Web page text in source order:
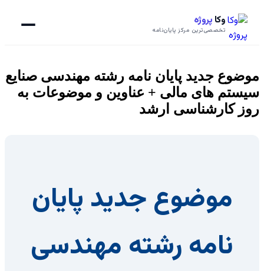
وکا پروژه
تخصصی‌ترین مرکز پایان‌نامه
موضوع جدید پایان نامه رشته مهندسی صنایع
سیستم های مالی + عناوین و موضوعات به
روز کارشناسی ارشد
موضوع جدید پایان
نامه رشته مهندسی